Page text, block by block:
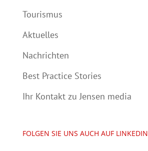
Tourismus
Aktuelles
Nachrichten
Best Practice Stories
Ihr Kontakt zu Jensen media
FOLGEN SIE UNS AUCH AUF LINKEDIN